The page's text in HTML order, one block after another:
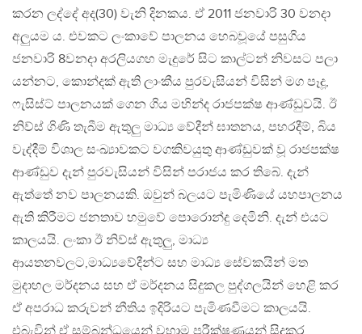
කරන ලද්දේ අද(30) වැනි දිනකය. ඒ 2011 ජනවාරි 30 වනදා
අලුයම ය. එවකට ලංකාවේ පාලනය හෙබවූයේ පසුගිය
ජනවාරි 8වනදා අරලියගහ මැදුරේ සිට කාල්ටන් නිවසට පලා
යන්නට, කොන්දක් ඇති ලාංකීය පුරවැසියන් විසින් මග පෑදූ,
ෆැසිස්ට් පාලනයක් ගෙන ගිය මහින්ද රාජපක්ෂ ආණ්ඩුවයි. ඊ
නිව්ස් ගිණි තැබීම ඇතුලු මාධ්‍ය වේදීන් ඝාතනය, පහරදීම්, බිය
වැද්දීම් විශාල සංඛ්‍යාවකට වගකිවයුතු ආණ්ඩුවක් වූ රාජපක්ෂ
ආණ්ඩුව දැන් පුරවැසියන් විසින් පරාජය කර තිබේ. දැන්
ඇත්තේ නව පාලනයකි. ඔවුන් බලයට පැමිණියේ යහපාලනය
ඇති කිරීමට ජනතාව හමුවේ පොරොන්දු දෙමිනි. දැන් එයට
කාලයයි. ලංකා ඊ නිව්ස් ඇතුලු, මාධ්‍ය
ආයතනවලට,මාධ්‍යවේදීන්ට සහ මාධ්‍ය සේවකයින් මත
මුදාහල මර්දනය සහ ඒ මර්දනය සිදුකල පුද්ගලයින් හෙළි කර
ඒ අපරාධ කරුවන් නීතිය ඉදිරියට පැමිණවීමට කාලයයි.
එබැවින් ඒ සම්බන්ධයෙන් වහාම පරීක්ෂණයන් සිදුකර